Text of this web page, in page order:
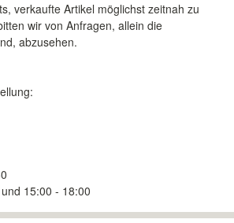
verkaufte Artikel möglichst zeitnah zu
wir von Anfragen, allein die
abzusehen.
15:00 - 18:00